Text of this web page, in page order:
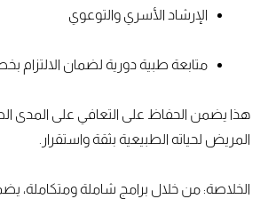
الإرشاد الأسري والتوعوي
متابعة طبية دورية لضمان الالتزام
هذا يضمن الحفاظ على التعافي على المدى
المريض لحياته الطبيعية بثقة واستقرار.
الخلاصة: من خلال برامج شاملة ومتكاملة،